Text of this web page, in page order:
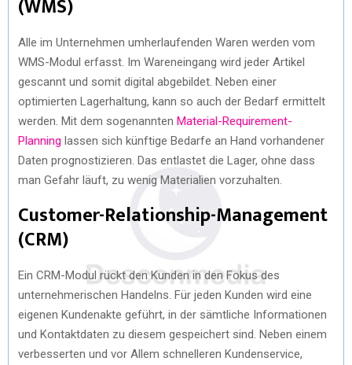
(WMS)
Alle im Unternehmen umherlaufenden Waren werden vom
WMS-Modul erfasst. Im Wareneingang wird jeder Artikel
gescannt und somit digital abgebildet. Neben einer
optimierten Lagerhaltung, kann so auch der Bedarf ermittelt
werden. Mit dem sogenannten Material-Requirement-
Planning lassen sich künftige Bedarfe an Hand vorhandener
Daten prognostizieren. Das entlastet die Lager, ohne dass
man Gefahr läuft, zu wenig Materialien vorzuhalten.
Customer-Relationship-Management
(CRM)
Ein CRM-Modul rückt den Kunden in den Fokus des
unternehmerischen Handelns. Für jeden Kunden wird eine
eigenen Kundenakte geführt, in der sämtliche Informationen
und Kontaktdaten zu diesem gespeichert sind. Neben einem
verbesserten und vor Allem schnelleren Kundenservice,